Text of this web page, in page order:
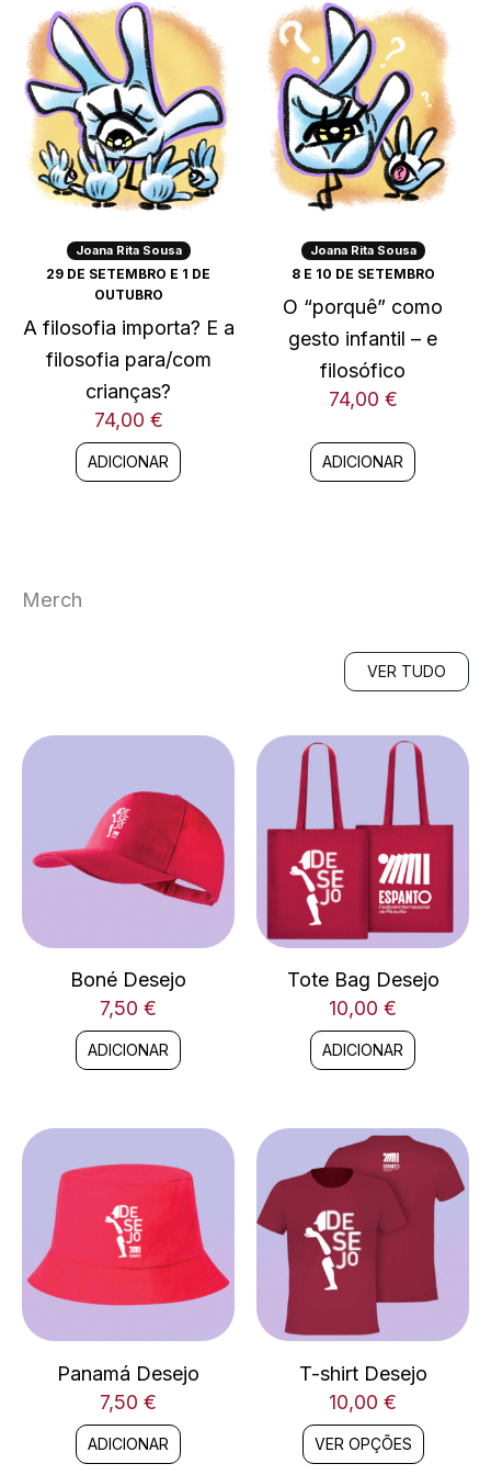
Joana Rita Sousa
29 DE SETEMBRO E 1 DE
OUTUBRO
A filosofia importa? E a
filosofia para/com
crianças?
74,00 €
ADICIONAR
Joana Rita Sousa
8 E 10 DE SETEMBRO
O “porquê” como
gesto infantil – e
filosófico
74,00 €
ADICIONAR
Merch
VER TUDO
Boné Desejo
7,50 €
ADICIONAR
Tote Bag Desejo
10,00 €
ADICIONAR
Panamá Desejo
7,50 €
ADICIONAR
T-shirt Desejo
10,00 €
VER OPÇÕES